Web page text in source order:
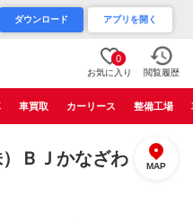
ダウンロード アプリを開く
0
お気に入り 閲覧履歴
車買取 カーリース 整備工場
ＢＪかなざわ MAP